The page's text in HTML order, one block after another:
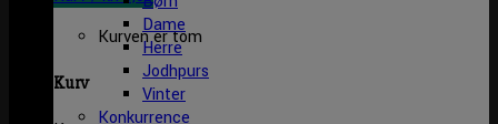
Kurven er tom
Kurv
Dame
Herre
Jodhpurs
Vinter
Konkurrence